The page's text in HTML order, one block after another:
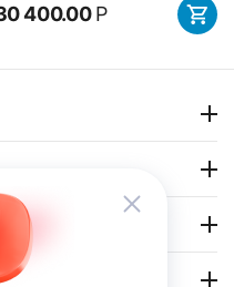
400.00 Р
34%
Marshall
V
0.0